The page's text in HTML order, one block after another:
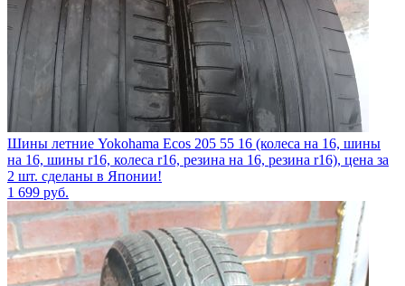
Шины летние Yokohama Ecos 205 55 16 (колеса на 16, шины
на 16, шины r16, колеса r16, резина на 16, резина r16), цена за
2 шт. сделаны в Японии!
1 699 руб.